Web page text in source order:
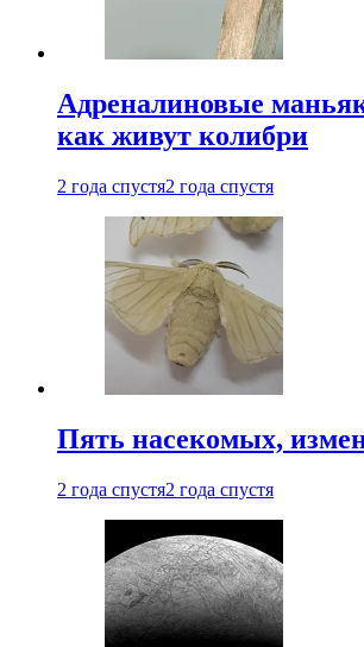
Адреналиновые
как живут колибри
2 года спустя2 года спустя
Пять насекомых,
2 года спустя2 года спустя